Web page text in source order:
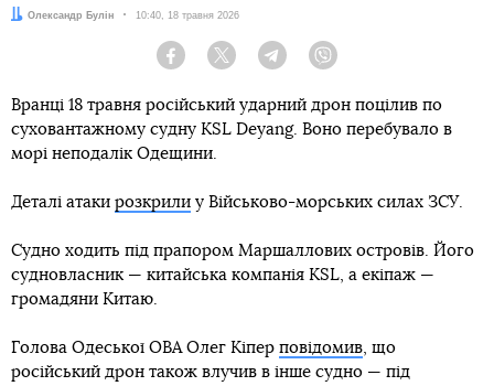
Автор:
Олександр Булін Дата:
10:40, 18 травня 2026
Facebook Twitter Telegram
Вранці 18 травня російський ударний дрон поцілив по
суховантажному судну KSL Deyang. Воно перебувало в
морі неподалік Одещини.
Деталі атаки розкрили у Військово-морських силах ЗСУ.
Судно ходить під прапором Маршаллових островів. Його
судновласник — китайська компанія KSL, а екіпаж —
громадяни Китаю.
Голова Одеської ОВА Олег Кіпер повідомив , що
російський дрон також влучив в інше судно — під